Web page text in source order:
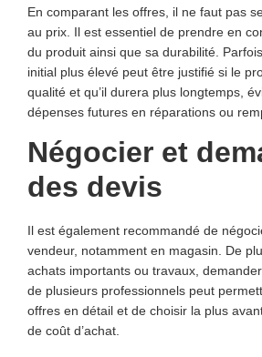
En comparant les offres, il ne faut pas
au prix. Il est essentiel de prendre en
du produit ainsi que sa durabilité.
initial plus élevé peut être justifié si le
qualité et qu’il durera plus longtemps,
dépenses futures en réparations ou
Négocier et
des devis
Il est également recommandé de
vendeur, notamment en magasin. De
achats importants ou travaux,
de plusieurs professionnels peut
offres en détail et de choisir la plus
de coût d’achat.